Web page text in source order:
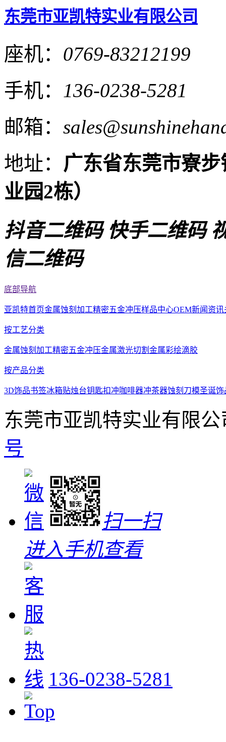
东莞市亚凯特实业有限公司
座机： 0769-83212199
手机： 136-0238-5281
邮箱：
地址： 广东省东莞市寮
业园2栋）
抖音二维码 快手二维码
信二维码
底部导航
亚凯特首页金属蚀刻加工精密五金冲压样品中心OEM新闻资讯
按工艺分类
金属蚀刻加工精密五金冲压金属激光切割 金属彩绘滴胶
按产品分类
3D饰品书签冰箱贴烛台钥匙扣 冲咖啡器冲茶器蚀刻刀模圣诞饰
东莞市亚凯特实业有限公
号
扫一扫
进入手机查看
136-0238-5281